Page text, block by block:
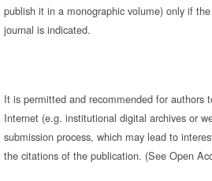
publish it in a monographic volume) only if
journal is indicated.
It is permitted and recommended for authors
Internet (e.g. institutional digital archives or
submission process, which may lead to
the citations of the publication. (See Open